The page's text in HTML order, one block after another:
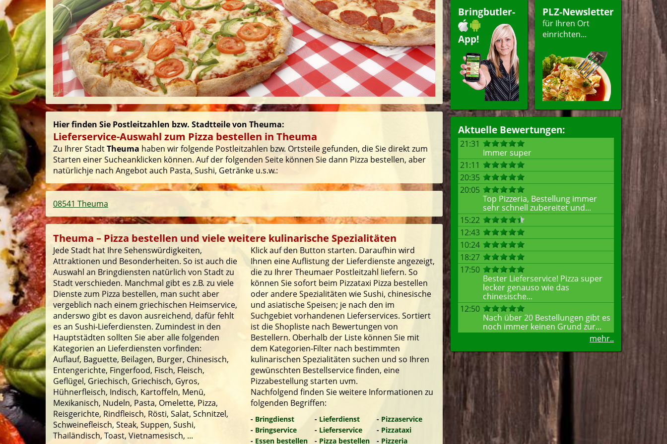
Bringbutler-
App!
PLZ-Newsletter
für Ihren Ort
einrichten...
Aktuelle Bewertungen:
21:31
Immer super
21:11
20:35
20:05
Top Pizzeria, Bestellung immer
sehr schnell zubereitet und...
15:22
12:43
10:24
18:27
17:50
Bester Lieferservice! Pizza super
lecker genauso wie das
chinesische...
12:50
Nach über 20 Bestellungen gibt es
noch immer keinen Grund zur...
mehr..
Hier finden Sie Postleitzahlen bzw. Stadtteile von Theuma:
Lieferservice-Auswahl zum Pizza bestellen in Theuma
Zu Ihrer StadtTheuma haben wir folgende Postleitzahlen bzw. Ortsteile gefunden, die Sie direkt zum
Starten einer Sucheanklicken können. Auf der folgenden Seite können Sie dann Pizza bestellen, aber
natürlichje nach Angebot auch Pasta, Sushi, Getränke u.s.w.:
08541 Theuma
Theuma – Pizza bestellen und viele weitere kulinarische Spezialitäten
Jede Stadt hat Ihre Sehenswürdigkeiten,
Attraktionen und Besonderheiten. So ist auch die
Auswahl an Bringdiensten natürlich von Stadt zu
Stadt verschieden. Manchmal gibt es z.B. zu viele
Dienste zum Pizza bestellen, man sucht aber
vergeblich nach einem griechischen Heimservice,
anderswo gibt es davon ausreichend, dafür fehlt
es an Sushi-Lieferdiensten. Zumindest in den
Hauptstädten sollten Sie aber alle folgenden
Kategorien an Lieferdiensten vorfinden:
Auflauf, Baguette, Beilagen, Burger, Chinesisch,
Entengerichte, Fingerfood, Fisch, Fleisch,
Geflügel, Griechisch, Griechisch, Gyros,
Hühnerfleisch, Indisch, Kartoffeln, Menü,
Mexikanisch, Nudeln, Pasta, Omelette, Pizza,
Reisgerichte, Rindfleisch, Rösti, Salat, Schnitzel,
Schweinefleisch, Steak, Suppen, Sushi,
Thailändisch, Toast, Vietnamesisch, ...
Klick auf den Button starten. Daraufhin wird
Ihnen eine Auflistung der Lieferdienste angezeigt,
die zu Ihrer Theumaer Postleitzahl liefern. So
können Sie sofort beim Pizzataxi Pizza bestellen
oder andere Spezialitäten wie Sushi, chinesische
und asiatische Speisen; je nach den im
Suchgebiet vorhandenen Lieferservices. Sortiert
ist die Shopliste nach Bewertungen von
Bestellern. Oberhalb der Liste können Sie mit
dem Kategorien-Filter nach bestimmten
kulinarischen Spezialitäten suchen und so Ihren
gewünschten Bestellservice finden, eine
Pizzabestellung starten uvm.
Nachfolgend finden Sie weitere Informationen zu
folgenden Begriffen:
- Bringdienst
- Bringservice
- Essen bestellen
- Lieferdienst
- Lieferservice
- Pizza bestellen
- Pizzaservice
- Pizzataxi
- Pizzeria